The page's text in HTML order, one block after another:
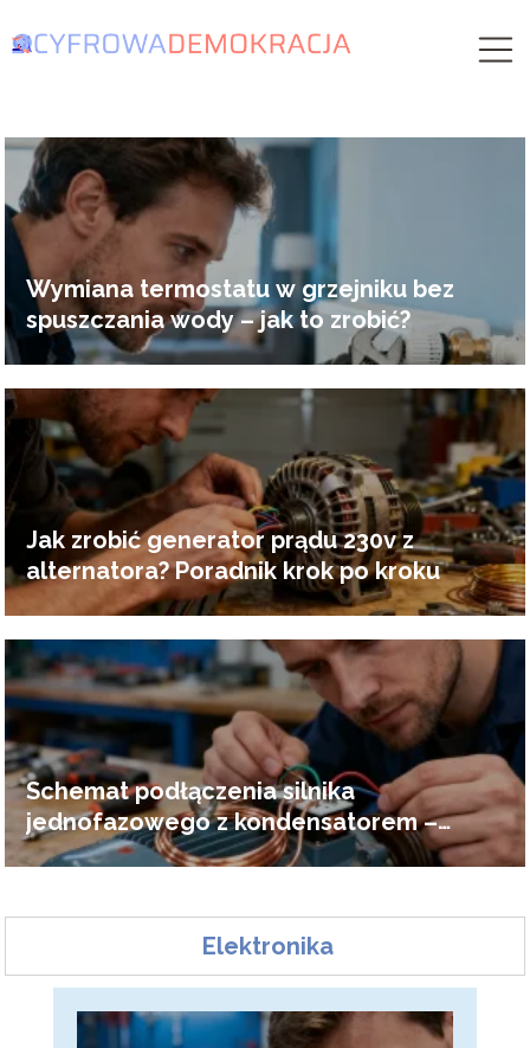
Wymiana termostatu w grzejniku bez
spuszczania wody – jak to zrobić?
Jak zrobić generator prądu 230v z
alternatora? Poradnik krok po kroku
Schemat podłączenia silnika
jednofazowego z kondensatorem –
poradnik
Elektronika